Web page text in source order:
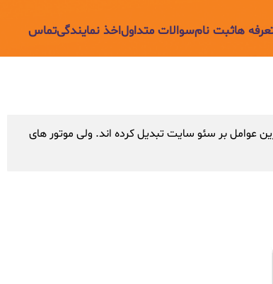
هاثبت نامسوالات متداولاخذ نمایندگیتماس
عوامل بر سئو سایت تبدیل کرده اند. ولی موتور های